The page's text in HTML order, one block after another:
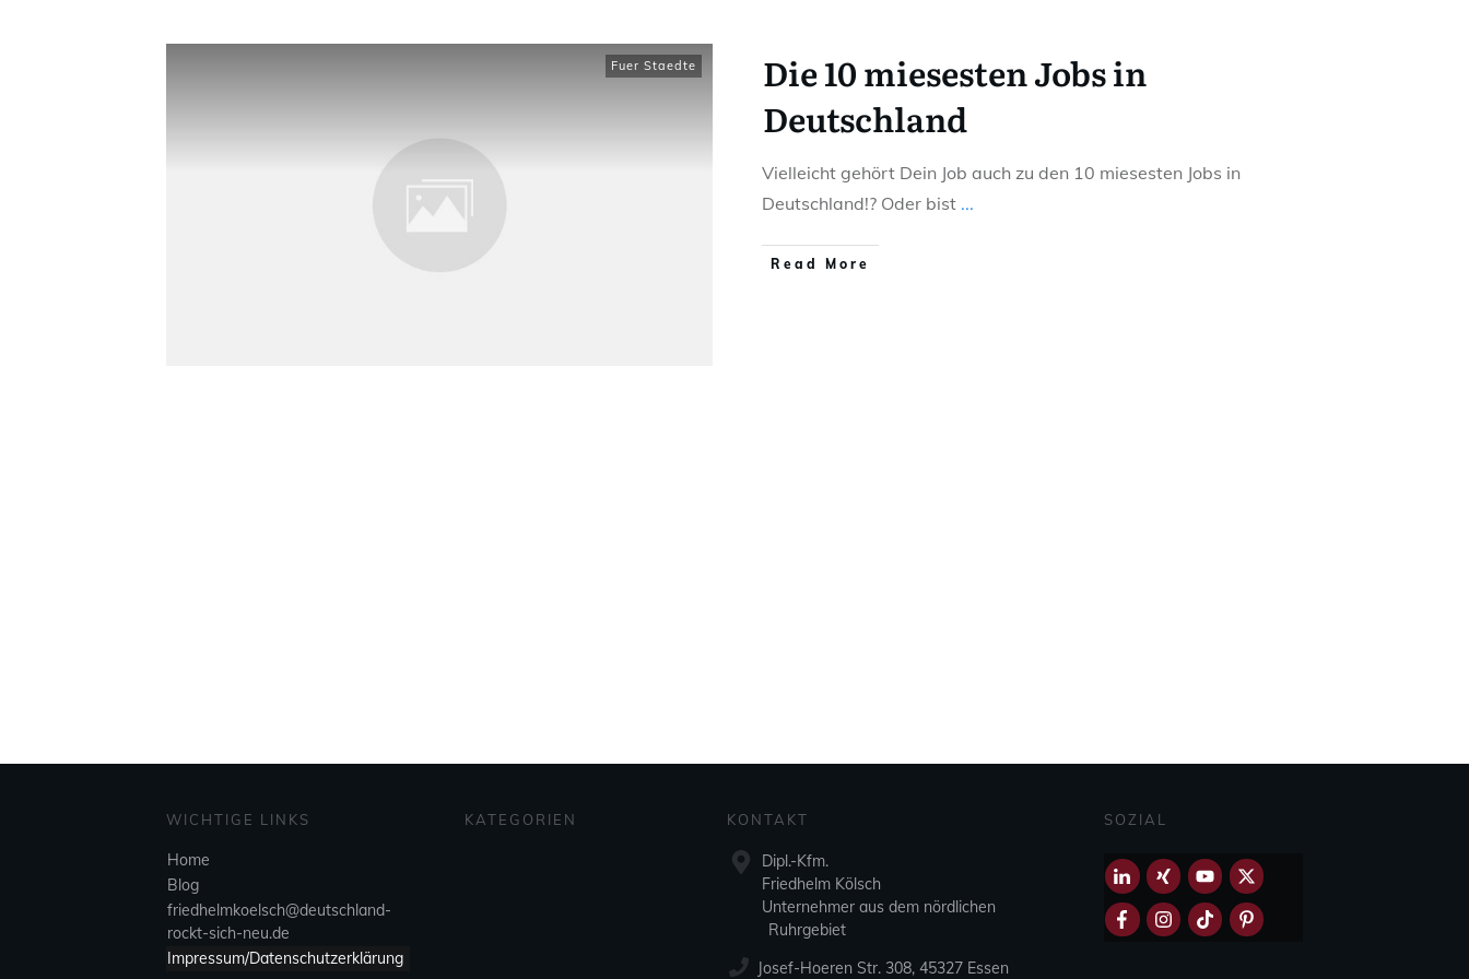
Fuer Staedte
Die 10 miesesten Jobs in
Deutschland
Vielleicht gehört Dein Job auch zu den 10 miesesten Jobs in
Deutschland!? Oder bist ...
Read More
WICHTIGE LINKS
Home
Blog
friedhelmkoelsch@deutschland-
rockt-sich-neu.de
Impressum/Datenschutzerklärung
KATEGORIEN KONTAKT
Dipl.-Kfm.
Friedhelm Kölsch
Unternehmer aus dem nördlichen
Ruhrgebiet
Josef-Hoeren Str. 308, 45327 Essen
SOZIAL